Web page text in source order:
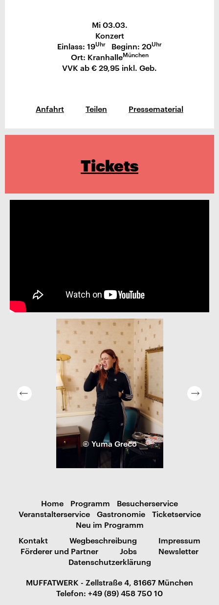
Mi 03.03.
Konzert
Einlass: 19Uhr Beginn: 20Uhr
Ort: KranhalleMünchen
VVK ab € 29,95 inkl. Geb.
Anfahrt Teilen Pressematerial
Tickets
© Yuma Greco
Home Programm
Besucherservice
Veranstalterservice
Gastronomie
Ticketservice
Neu im Programm
Kontakt
Wegbeschreibung
Impressum
Förderer und Partner
Jobs
Newsletter
Datenschutzerklärung
MUFFATWERK - Zellstraße 4, 81667 München
Telefon: +49 (89) 458 750 10